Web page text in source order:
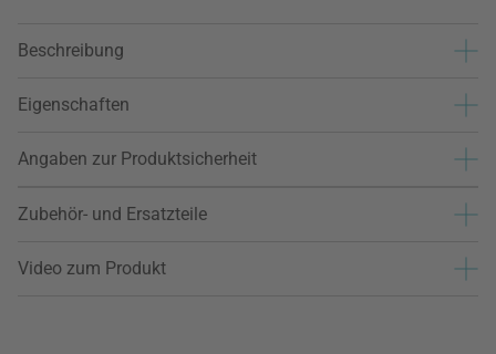
Beschreibung
Eigenschaften
Angaben zur Produktsicherheit
Zubehör- und Ersatzteile
Video zum Produkt